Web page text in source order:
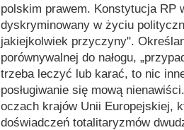
polskim prawem. Konstytucja RP
dyskryminowany w życiu
jakiejkolwiek przyczyny".
porównywalnej do nałogu,
trzeba leczyć lub karać, to nic
posługiwanie się mową
oczach krajów Unii Europejskiej,
doświadczeń totalitaryzmów